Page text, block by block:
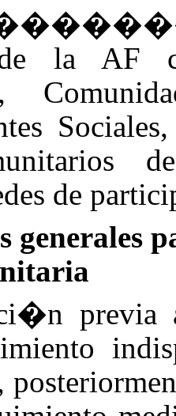
de la AF
de
generales